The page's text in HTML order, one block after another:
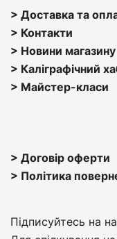
> Доставка та
> Контакти
> Новини магазину
> Каліграфічний
> Майстер-класи
> Договір оферти
> Політика
Підписуйтесь на